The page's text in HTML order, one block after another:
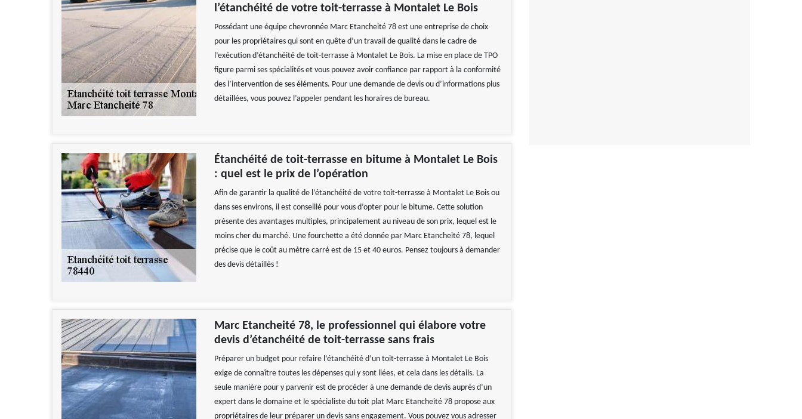
l’étanchéité de votre toit-terrasse à Montalet Le Bois
Possédant une équipe chevronnée Marc Etancheité 78 est une entreprise de choix
pour les propriétaires qui sont en quête d’un travail de qualité dans le cadre de
l’exécution d’étanchéité de toit-terrasse à Montalet Le Bois. La mise en place de TPO
figure parmi ses spécialités et vous pouvez avoir confiance par rapport à la conformité
des l’intervention de ses éléments. Pour une demande de devis ou d’informations plus
détaillées, vous pouvez l’appeler pendant les horaires de bureau.
Étanchéité de toit-terrasse en bitume à Montalet Le Bois
: quel est le prix de l’opération
Afin de garantir la qualité de l’étanchéité de votre toit-terrasse à Montalet Le Bois ou
dans ses environs, il est conseillé pour vous d’opter pour le bitume. Cette solution
présente des avantages multiples, principalement au niveau de son prix, lequel est le
moins cher du marché. Une fourchette a été donnée par Marc Etancheité 78, lequel
précise que le coût au mètre carré est de 15 et 40 euros. Pensez toujours à demander
des devis détaillés !
Marc Etancheité 78, le professionnel qui élabore votre
devis d’étanchéité de toit-terrasse sans frais
Préparer un budget pour refaire l’étanchéité d’un toit-terrasse à Montalet Le Bois
exige de connaître toutes les dépenses qui y sont liées, et cela dans les détails. La
seule manière pour y parvenir est de procéder à une demande de devis auprès d’un
expert dans le domaine et le spécialiste du toit plat Marc Etancheité 78 propose aux
propriétaires de leur préparer un devis sans engagement. Vous pouvez vous adresser